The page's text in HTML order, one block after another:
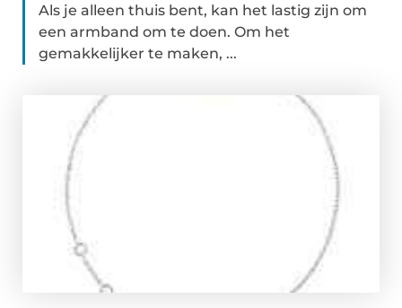
Als je alleen thuis bent, kan het lastig zijn om
een armband om te doen. Om het
gemakkelijker te maken, ...